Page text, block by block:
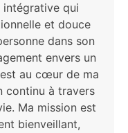
intégrative qui
et douce
dans son
envers un
au cœur de ma
continu à travers
Ma mission est
bienveillant,